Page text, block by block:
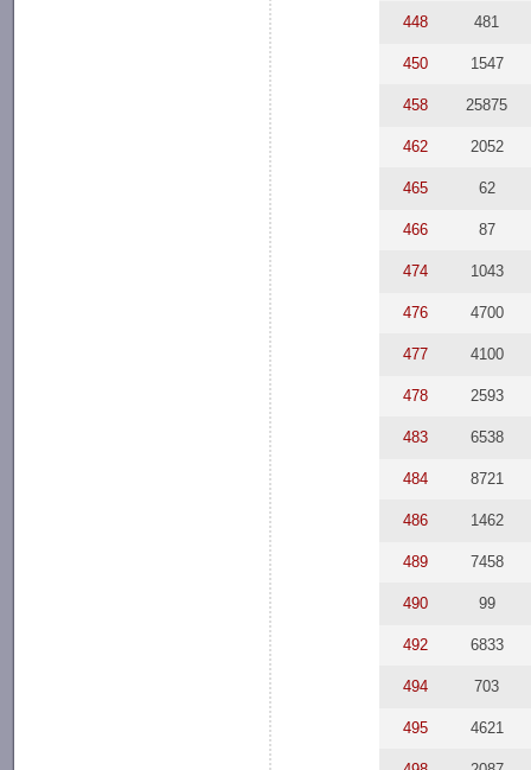
448 481
450 1547
458 25875
462 2052
465 62
466 87
474 1043
476 4700
477 4100
478 2593
483 6538
484 8721
486 1462
489 7458
490 99
492 6833
494 703
495 4621